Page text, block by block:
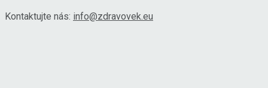
Kontaktujte nás: info@zdravovek.eu